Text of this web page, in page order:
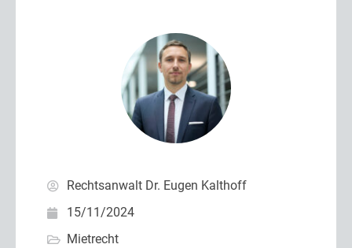
Rechtsanwalt Dr. Eugen Kalthoff
15/11/2024
Mietrecht